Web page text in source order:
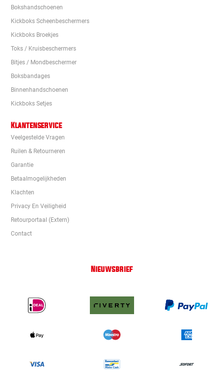
Bokshandschoenen
Kickboks Scheenbeschermers
Kickboks Broekjes
Toks / Kruisbeschermers
Bitjes / Mondbeschermer
Boksbandages
Binnenhandschoenen
Kickboks Setjes
Klantenservice
Veelgestelde Vragen
Ruilen & Retourneren
Garantie
Betaalmogelijkheden
Klachten
Privacy En Veiligheid
Retourportaal (extern)
Contact
Nieuwsbrief